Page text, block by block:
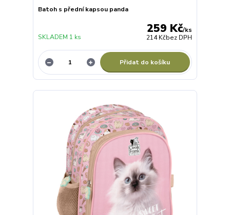
Batoh s přední kapsou panda
259 Kč/ks
214 Kčbez DPH
SKLADEM 1 ks
Přidat do košíku